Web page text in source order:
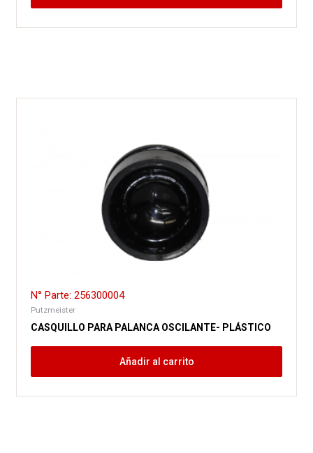
N° Parte: 256300004
Putzmeister
CASQUILLO PARA PALANCA OSCILANTE- PLÁSTICO
Añadir al carrito